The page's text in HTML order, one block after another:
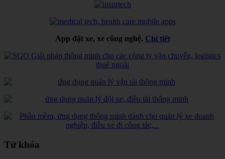
App đặt xe, xe công nghệ. Chi tiết
Từ khóa